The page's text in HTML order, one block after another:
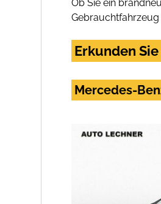
Ob Sie ein
Gebrauchtfahrzeug
Erkunden
Mercedes-